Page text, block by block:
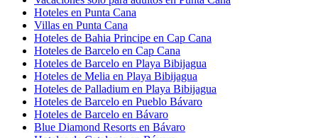
Hoteles en Punta Cana
Villas en Punta Cana
Hoteles de Bahia Principe en Cap Cana
Hoteles de Barcelo en Cap Cana
Hoteles de Barcelo en Playa Bibijagua
Hoteles de Melia en Playa Bibijagua
Hoteles de Palladium en Playa Bibijagua
Hoteles de Barcelo en Pueblo Bávaro
Hoteles de Barcelo en Bávaro
Blue Diamond Resorts en Bávaro